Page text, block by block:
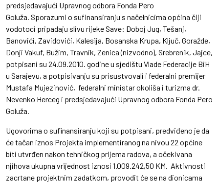
predsjedavajući Upravnog odbora Fonda Pero
Goluža. Sporazumi o sufinansiranju s načelnicima općina čiji
vodotoci pripadaju slivu rijeke Save: Doboj Jug, Tešanj,
Banovići, Zavidovići, Kalesija, Bosanska Krupa, Ključ, Goražde,
Donji Vakuf, Bužim, Travnik, Zenica (nizvodno), Srebrenik, Jajce,
potpisani su 24.09.2010. godine u sjedištu Vlade Federacije BiH
u Sarajevu, a potpisivanju su prisustvovali i federalni premijer
Mustafa Mujezinović, federalni ministar okoliša i turizma dr.
Nevenko Herceg i predsjedavajući Upravnog odbora Fonda Pero
Goluža.
Ugovorima o sufinansiranju koji su potpisani, predviđeno je da
će tačan iznos Projekta implementiranog na nivou 22 općine
biti utvrđen nakon tehničkog prijema radova, a očekivana
njihova ukupna vrijednost iznosi 1.009.242,50 KM. Aktivnosti
zacrtane projektnim zadatkom, provodit će se na dionicama